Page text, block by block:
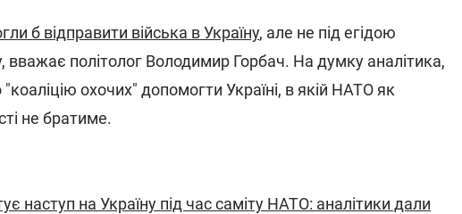
б відправити війська в Україну, але не під егідою
вважає політолог Володимир Горбач. На думку аналітика,
охочих" допомогти Україні, в якій НАТО як
не братиме.
наступ на Україну під час саміту НАТО: аналітики дали